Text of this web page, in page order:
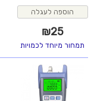
הוספה לעגלה
₪25
תמחור מיוחד לכמויות